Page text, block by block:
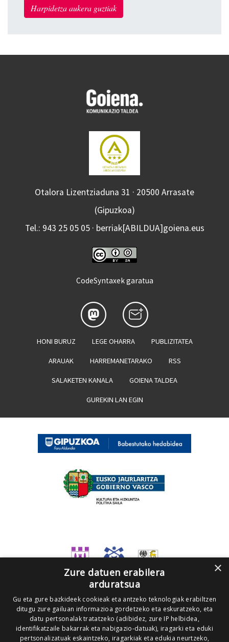
Harpidetza aukera guztiak
Otalora Lizentziaduna 31 · 20500 Arrasate
(Gipuzkoa)
Tel.: 943 25 05 05 · berriak[ABILDUA]goiena.eus
CodeSyntaxek garatua
HONI BURUZ LEGE OHARRA PUBLIZITATEA
ARAUAK HARREMANETARAKO RSS
SALAKETEN KANALA GOIENA TALDEA
GUREKIN LAN EGIN
×
Zure datuen erabilera
arduratsua
Gu eta gure bazkideek cookieak eta antzeko teknologiak erabiltzen
ditugu zure gailuan informazioa gordetzeko eta eskuratzeko, eta
datu pertsonalak tratatzeko (adibidez, zure IP helbidea,
identifikatzaile bakarrak eta nabigazio-datuak), iragarki eta eduki
pertsonalizatuak eskaintzeko, iragarkiak eta edukia neurtzeko,